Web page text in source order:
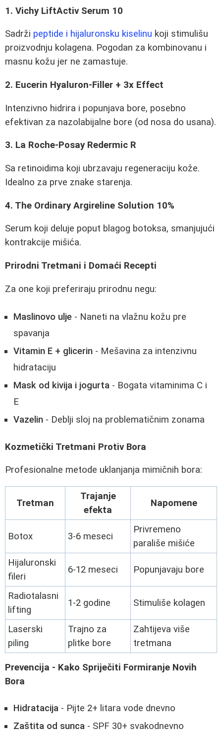
1. Vichy LiftActiv Serum 10
Sadrži peptide i hijaluronsku kiselinu koji stimulišu
proizvodnju kolagena. Pogodan za kombinovanu i
masnu kožu jer ne zamastuje.
2. Eucerin Hyaluron-Filler + 3x Effect
Intenzivno hidrira i popunjava bore, posebno
efektivan za nazolabijalne bore (od nosa do usana).
3. La Roche-Posay Redermic R
Sa retinoidima koji ubrzavaju regeneraciju kože.
Idealno za prve znake starenja.
4. The Ordinary Argireline Solution 10%
Serum koji deluje poput blagog botoksa, smanjujući
kontrakcije mišića.
Prirodni Tretmani i Domaći Recepti
Za one koji preferiraju prirodnu negu:
Maslinovo ulje - Naneti na vlažnu kožu pre
spavanja
Vitamin E + glicerin - Mešavina za intenzivnu
hidrataciju
Mask od kivija i jogurta - Bogata vitaminima C i
E
Vazelin - Deblji sloj na problematičnim zonama
Kozmetički Tretmani Protiv Bora
Profesionalne metode uklanjanja mimičnih bora:
Tretman
Trajanje
efekta
Napomene
Botox 3-6 meseci
Privremeno
parališe mišiće
Hijaluronski
fileri
6-12 meseci Popunjavaju bore
Radiotalasni
lifting
1-2 godine Stimuliše kolagen
Laserski
piling
Trajno za
plitke bore
Zahtijeva više
tretmana
Prevencija - Kako Spriječiti Formiranje Novih
Bora
Hidratacija - Pijte 2+ litara vode dnevno
Zaštita od sunca - SPF 30+ svakodnevno